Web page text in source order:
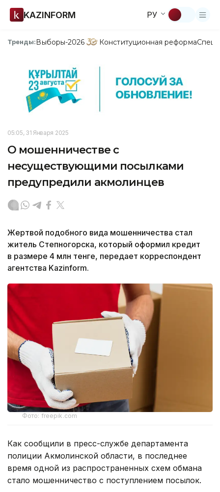
KAZINFORM РУ
Тренды:Выборы-2026 Конституционная реформа
05:05, 31 Января 2025
О мошенничестве с
несуществующими посылками
предупредили акмолинцев
Жертвой подобного вида мошенничества стал
житель Степногорска, который оформил кредит
в размере 4 млн тенге, передает корреспондент
агентства Kazinform.
Фото: freepik.com
Как сообщили в пресс-службе департамента
полиции Акмолинской области, в последнее
время одной из распространенных схем обмана
стало мошенничество с поступлением посылок.